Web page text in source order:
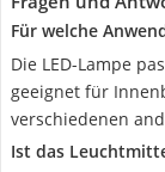
Für welche
Die LED-Lampe
geeignet für
verschiedenen
Ist das